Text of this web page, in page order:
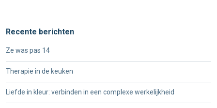
Recente berichten
Ze was pas 14
Therapie in de keuken
Liefde in kleur: verbinden in een complexe werkelijkheid